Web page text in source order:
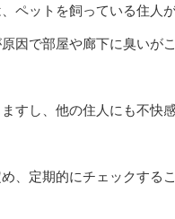
ペットを飼っている住人
因で部屋や廊下に臭いが
すし、他の住人にも不快
、定期的にチェックする